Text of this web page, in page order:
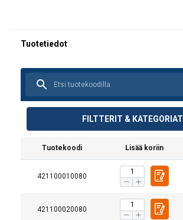
FILTTERIT & KATEGORIAT
Tuotekoodi Lisää koriin
421100010080
421100020080